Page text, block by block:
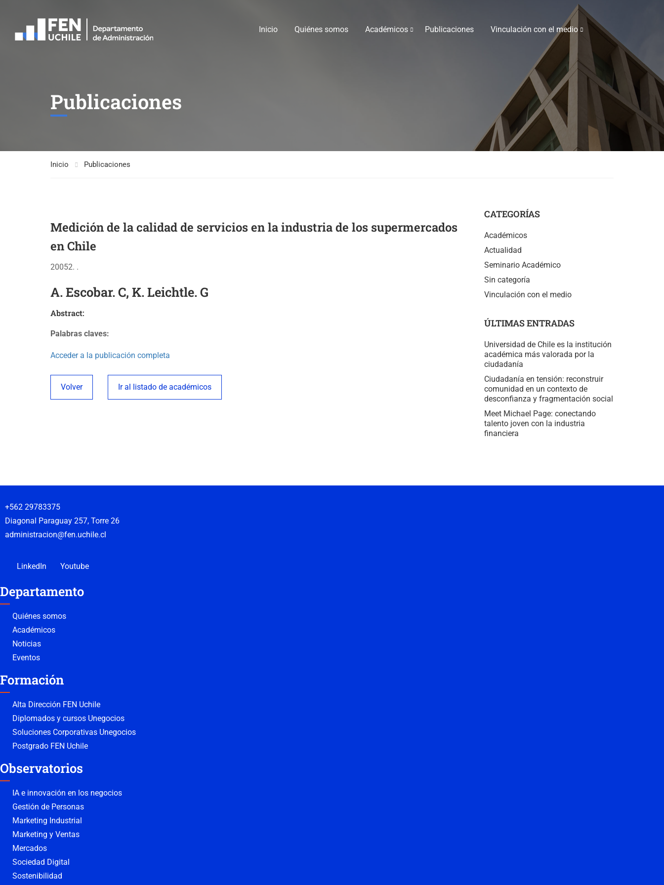
Inicio Quiénes somos Académicos Publicaciones Vinculación con el medio
Publicaciones
Inicio Publicaciones
Medición de la calidad de servicios en la industria de los supermercados
en Chile
20052. .
A. Escobar. C, K. Leichtle. G
Abstract:
Palabras claves:
Acceder a la publicación completa
Volver Ir al listado de académicos
CATEGORÍAS
Académicos
Actualidad
Seminario Académico
Sin categoría
Vinculación con el medio
ÚLTIMAS ENTRADAS
Universidad de Chile es la institución
académica más valorada por la
ciudadanía
Ciudadanía en tensión: reconstruir
comunidad en un contexto de
desconfianza y fragmentación social
Meet Michael Page: conectando
talento joven con la industria
financiera
+562 29783375
Diagonal Paraguay 257, Torre 26
administracion@fen.uchile.cl
LinkedIn Youtube
Departamento
Quiénes somos
Académicos
Noticias
Eventos
Formación
Alta Dirección FEN Uchile
Diplomados y cursos Unegocios
Soluciones Corporativas Unegocios
Postgrado FEN Uchile
Observatorios
IA e innovación en los negocios
Gestión de Personas
Marketing Industrial
Marketing y Ventas
Mercados
Sociedad Digital
Sostenibilidad